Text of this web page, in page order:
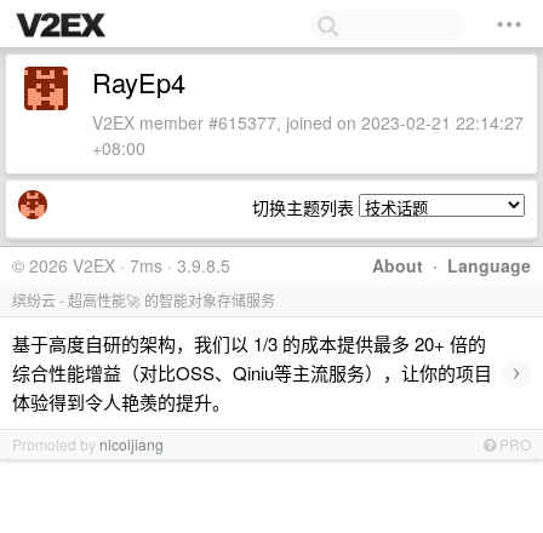
RayEp4
V2EX member #615377, joined on 2023-02-21 22:14:27
+08:00
切换主题列表
About · Language
© 2026 V2EX · 7ms · 3.9.8.5
缤纷云 - 超高性能🚀 的智能对象存储服务
基于高度自研的架构，我们以 1/3 的成本提供最多 20+ 倍的
综合性能增益（对比OSS、Qiniu等主流服务），让你的项目
体验得到令人艳羡的提升。
›
Promoted by nicoljiang PRO